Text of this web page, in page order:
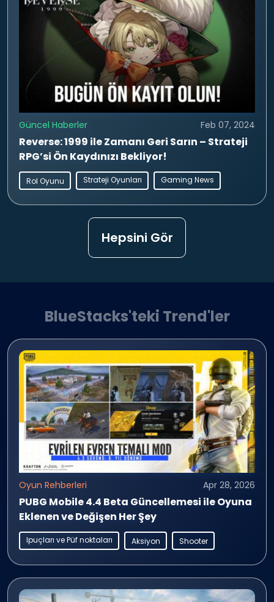
Güncel Haberler Feb 07, 2024
Reverse: 1999 ile Zamanı Geri Sarın – Strateji
RPG’si Ön Kaydınızı Bekliyor!
Rol Oyunu Strateji Oyunları Gaming News
Hepsini Gör
BlueStacks'teki Trend'ler
Oyun Rehberleri Apr 28, 2026
PUBG Mobile 4.4 Beta Güncellemesi ile Oyuna
Eklenen ve Değişen Her Şey
Ipuçları ve Püf noktaları Aksiyon Shooter